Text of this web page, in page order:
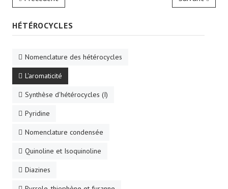
HÉTÉROCYCLES
Nomenclature des hétérocycles
L'aromaticité
Synthèse d'hétérocycles (I)
Pyridine
Nomenclature condensée
Quinoline et Isoquinoline
Diazines